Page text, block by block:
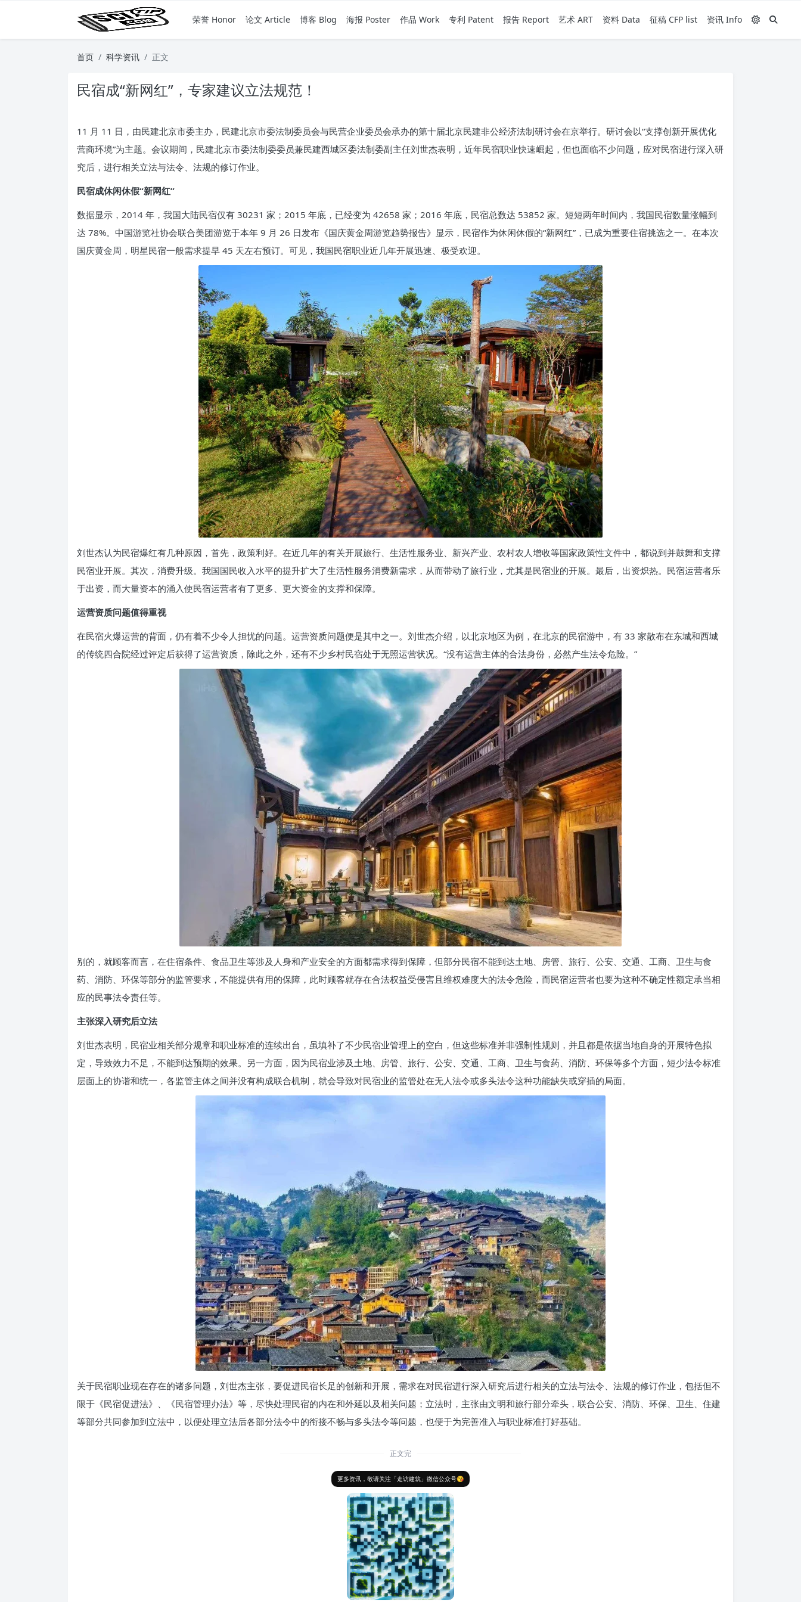
荣誉 Honor 论文 Article 博客 Blog 海报 Poster 作品 Work 专利 Patent 报告 Report 艺术 ART 资料 Data 征稿 CFP list 资讯 Info
首页 科学资讯 正文
民宿成“新网红”，专家建议立法规范！
11 月 11 日，由民建北京市委主办，民建北京市委法制委员会与民营企业委员会承办的第十届北京民建非公经济法制研讨会在京举行。研讨会以“支撑创新开展优化
营商环境”为主题。会议期间，民建北京市委法制委委员兼民建西城区委法制委副主任刘世杰表明，近年民宿职业快速崛起，但也面临不少问题，应对民宿进行深入研
究后，进行相关立法与法令、法规的修订作业。
民宿成休闲休假“新网红”
数据显示，2014 年，我国大陆民宿仅有 30231 家；2015 年底，已经变为 42658 家；2016 年底，民宿总数达 53852 家。短短两年时间内，我国民宿数量涨幅到
达 78%。中国游览社协会联合美团游览于本年 9 月 26 日发布《国庆黄金周游览趋势报告》显示，民宿作为休闲休假的“新网红”，已成为重要住宿挑选之一。在本次
国庆黄金周，明星民宿一般需求提早 45 天左右预订。可见，我国民宿职业近几年开展迅速、极受欢迎。
刘世杰认为民宿爆红有几种原因，首先，政策利好。在近几年的有关开展旅行、生活性服务业、新兴产业、农村农人增收等国家政策性文件中，都说到并鼓舞和支撑
民宿业开展。其次，消费升级。我国国民收入水平的提升扩大了生活性服务消费新需求，从而带动了旅行业，尤其是民宿业的开展。最后，出资炽热。民宿运营者乐
于出资，而大量资本的涌入使民宿运营者有了更多、更大资金的支撑和保障。
运营资质问题值得重视
在民宿火爆运营的背面，仍有着不少令人担忧的问题。运营资质问题便是其中之一。刘世杰介绍，以北京地区为例，在北京的民宿游中，有 33 家散布在东城和西城
的传统四合院经过评定后获得了运营资质，除此之外，还有不少乡村民宿处于无照运营状况。“没有运营主体的合法身份，必然产生法令危险。”
别的，就顾客而言，在住宿条件、食品卫生等涉及人身和产业安全的方面都需求得到保障，但部分民宿不能到达土地、房管、旅行、公安、交通、工商、卫生与食
药、消防、环保等部分的监管要求，不能提供有用的保障，此时顾客就存在合法权益受侵害且维权难度大的法令危险，而民宿运营者也要为这种不确定性额定承当相
应的民事法令责任等。
主张深入研究后立法
刘世杰表明，民宿业相关部分规章和职业标准的连续出台，虽填补了不少民宿业管理上的空白，但这些标准并非强制性规则，并且都是依据当地自身的开展特色拟
定，导致效力不足，不能到达预期的效果。另一方面，因为民宿业涉及土地、房管、旅行、公安、交通、工商、卫生与食药、消防、环保等多个方面，短少法令标准
层面上的协谐和统一，各监管主体之间并没有构成联合机制，就会导致对民宿业的监管处在无人法令或多头法令这种功能缺失或穿插的局面。
关于民宿职业现在存在的诸多问题，刘世杰主张，要促进民宿长足的创新和开展，需求在对民宿进行深入研究后进行相关的立法与法令、法规的修订作业，包括但不
限于《民宿促进法》、《民宿管理办法》等，尽快处理民宿的内在和外延以及相关问题；立法时，主张由文明和旅行部分牵头，联合公安、消防、环保、卫生、住建
等部分共同参加到立法中，以便处理立法后各部分法令中的衔接不畅与多头法令等问题，也便于为完善准入与职业标准打好基础。
正文完
更多资讯，敬请关注「走访建筑」微信公众号😘